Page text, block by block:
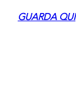
GUARDA QUI